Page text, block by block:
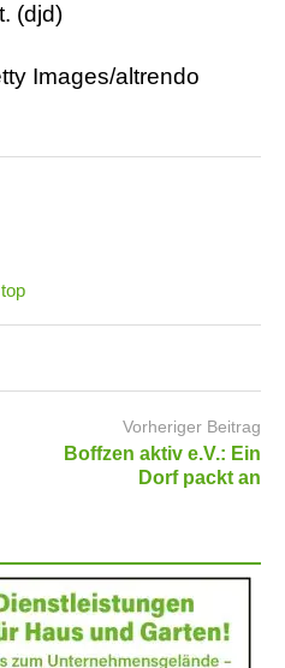
(djd)
Images/altrendo
top
Vorheriger Beitrag
Boffzen aktiv e.V.: Ein
Dorf packt an